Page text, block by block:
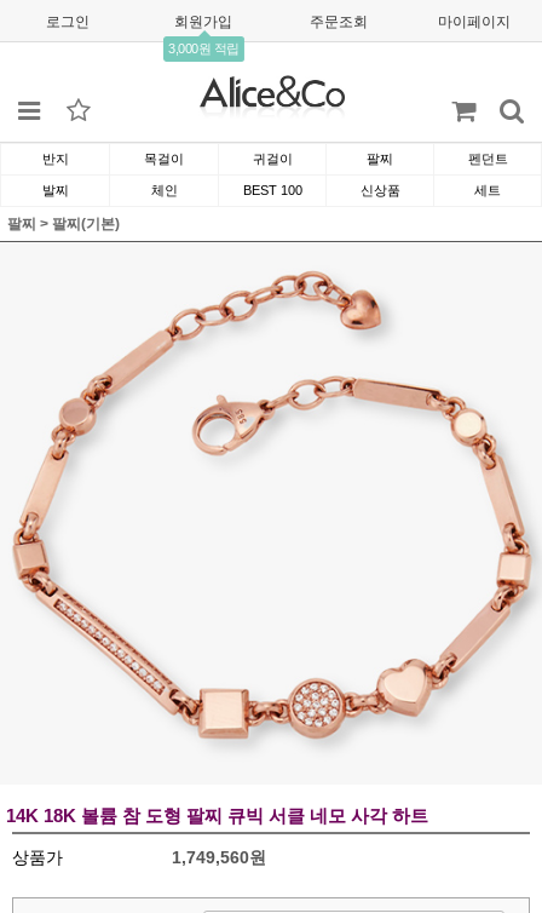
로그인 회원가입
3,000원 적립
주문조회 마이페이지
반지 목걸이 귀걸이 팔찌 펜던트
발찌 체인 BEST 100 신상품 세트
팔찌 > 팔찌(기본)
14K 18K 볼륨 참 도형 팔찌 큐빅 서클 네모 사각 하트
상품가 1,749,560원